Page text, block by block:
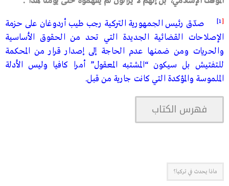
[
1]
صدّق رئيس الجمهورية التركية رجب طيب أردوغان على حزمة
الإصلاحات القضائية الجديدة التي تحد من الحقوق الأساسية
والحريات ومن ضمنها عدم الحاجة إلى إصدار قرار من المحكمة
للتفتيش بل سيكون “المشتبه المعقول” أمرا كافيا وليس الأدلة
الملموسة والمؤكدة التي كانت جارية من قبل.
فهرس الكتاب
ماذا يحدث في تركيا؟